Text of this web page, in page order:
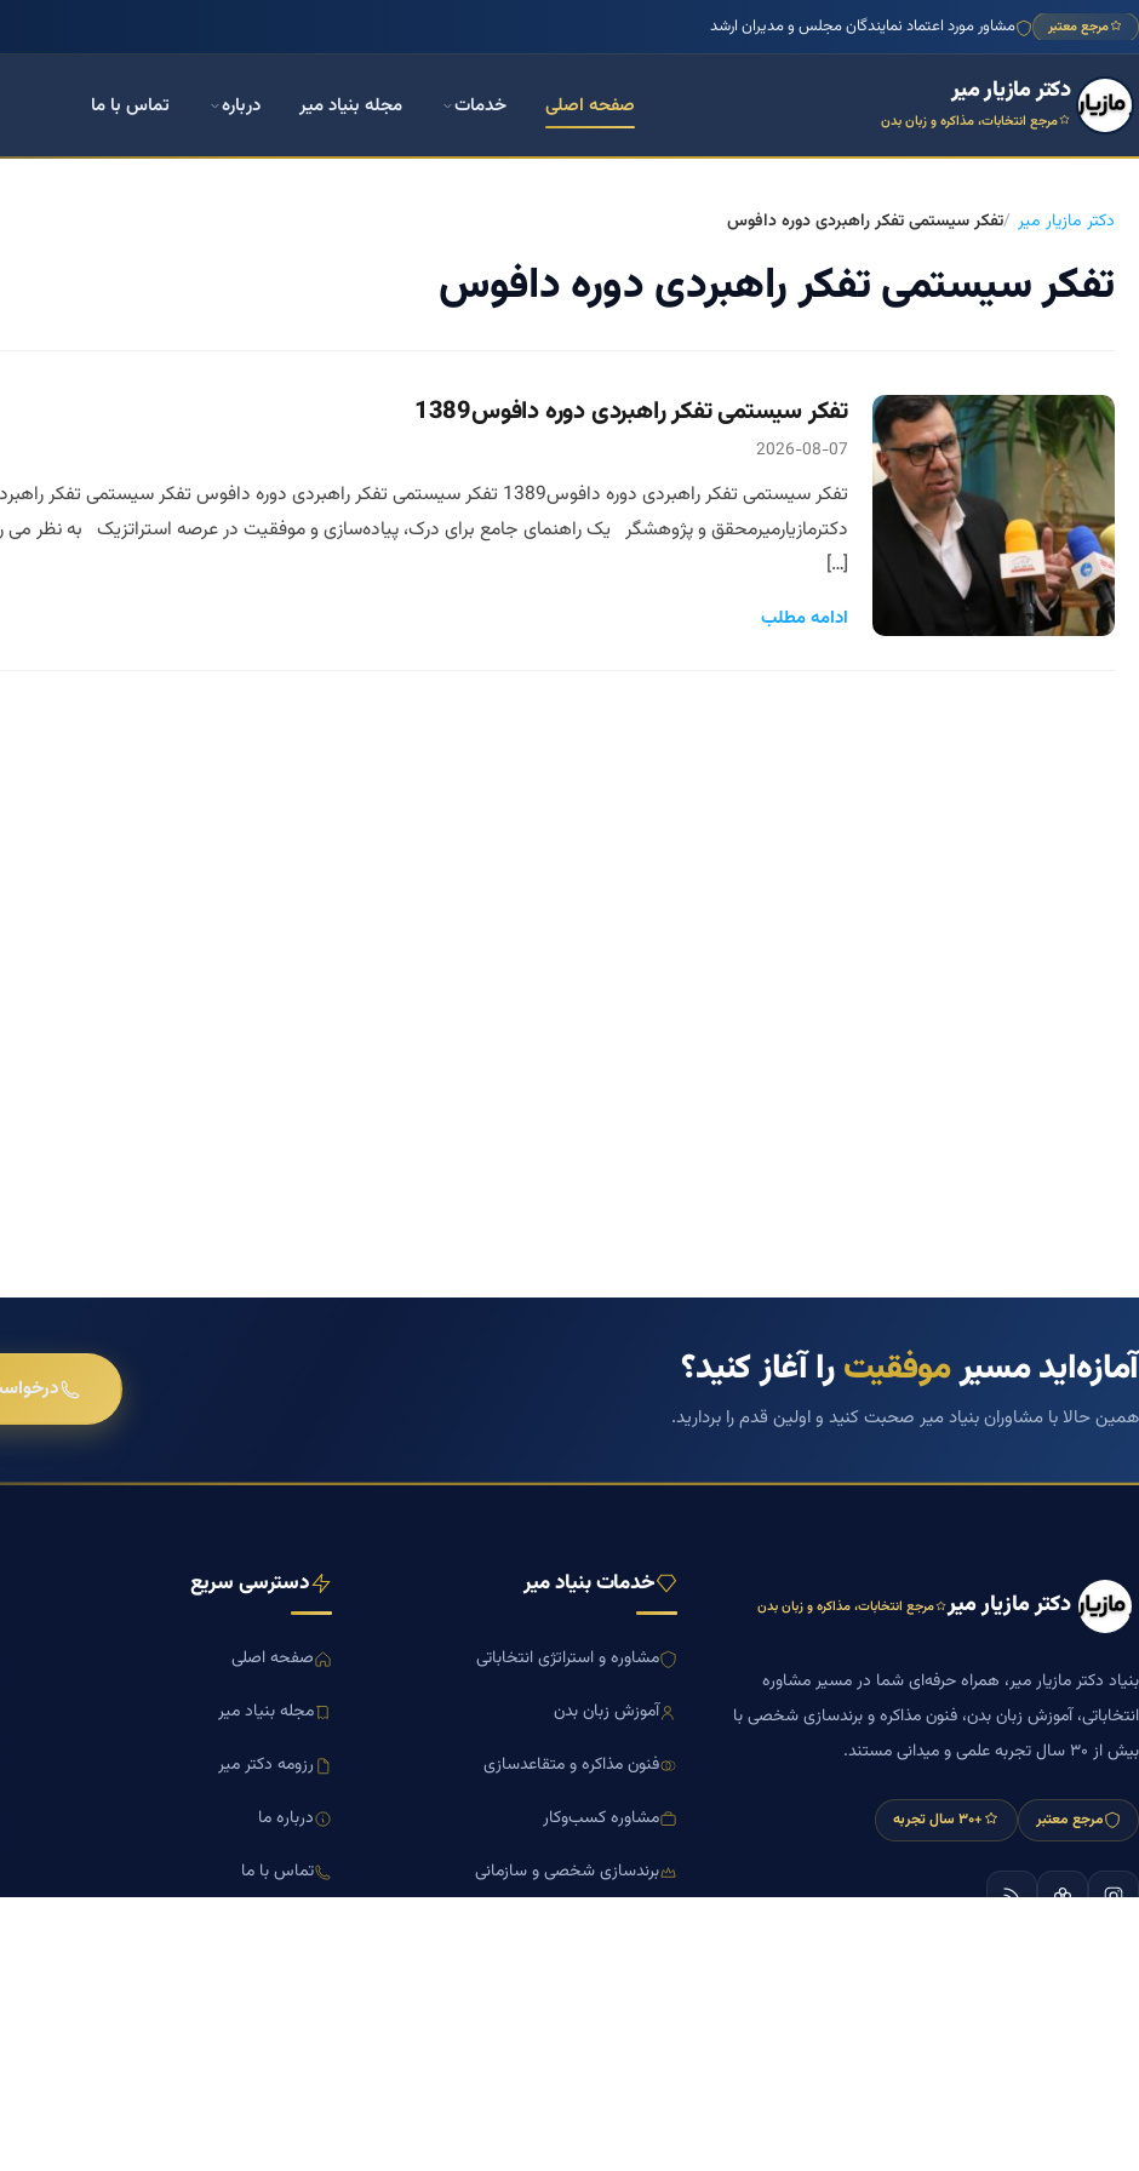
مرجع معتبر مشاور مورد اعتماد نمایندگان مجلس و مدیران ارشد
دکتر مازیار میر
مرجع انتخابات، مذاکره و زبان بدن
صفحه اصلی خدمات مجله بنیاد میر درباره تماس با ما
دکتر مازیار میر تفکر سیستمی تفکر راهبردی دوره دافوس
تفکر سیستمی تفکر راهبردی دوره دافوس
تفکر سیستمی تفکر راهبردی دوره دافوس1389
2026-08-07
دکترمازیارمیرمحقق و پژوهشگر یک راهنمای جامع برای درک، پیاده‌سازی و موفقیت در عرصه استراتزیک به
[…]
ادامه مطلب
آمازه‌اید مسیرموفقیترا آغاز کنید؟
همین حالا با مشاوران بنیاد میر صحبت کنید و اولین قدم را بردارید.
دکتر مازیار میر مرجع انتخابات، مذاکره و زبان بدن
بنیاد دکتر مازیار میر، همراه حرفه‌ای شما در مسیر مشاوره
انتخاباتی، آموزش زبان بدن، فنون مذاکره و برندسازی شخصی با
بیش از ۳۰ سال تجربه علمی و میدانی مستند.
مرجع معتبر +۳۰ سال تجربه
خدمات بنیاد میر
مشاوره و استراتژی انتخاباتی
آموزش زبان بدن
فنون مذاکره و متقاعدسازی
مشاوره کسب‌وکار
برندسازی شخصی و سازمانی
دسترسی سریع
صفحه اصلی
مجله بنیاد میر
رزومه دکتر میر
درباره ما
تماس با ما